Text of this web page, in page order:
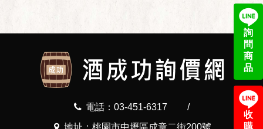
詢
問
商
品
收
購
電話：03-451-6317
/
地址：桃園市中壢區成章二街200號